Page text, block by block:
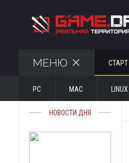
МЕНЮ СТАРТ
PC MAC LINUX
НОВОСТИ ДНЯ